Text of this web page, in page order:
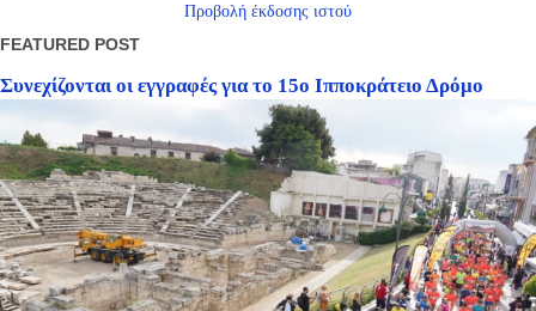
Προβολή έκδοσης ιστού
FEATURED POST
Συνεχίζονται οι εγγραφές για το 15ο Ιπποκράτειο Δρόμο